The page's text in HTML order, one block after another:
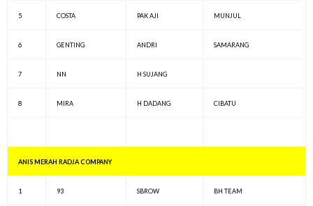
5 COSTA PAK AJI MUNJUL
6 GENTING ANDRI SAMARANG
7 NN H SUJANG
8 MIRA H DADANG CIBATU
ANIS MERAH RADJA COMPANY
1 93 SBROW BH TEAM